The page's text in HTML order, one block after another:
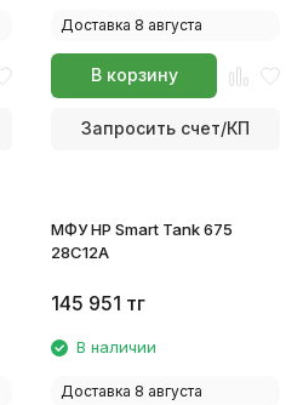
Доставка 8 августа
В корзину
Запросить счет/КП
МФУ HP Smart Tank 675
28C12A
145 951 тг
В наличии
Доставка 8 августа